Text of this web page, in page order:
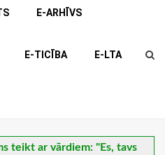
E-ARHĪVS
E-TICĪBA E-LTA
teikt ar vārdiem: "Es, tavs